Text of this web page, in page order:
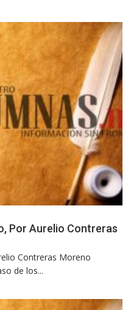
Por Aurelio Contreras
Contreras Moreno
de los...